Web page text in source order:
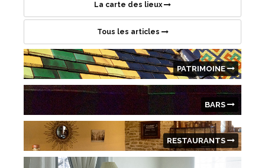
La carte des lieux
Tous les articles
PATRIMOINE
BARS
RESTAURANTS